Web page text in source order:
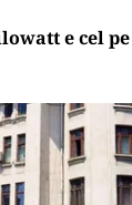
e cel